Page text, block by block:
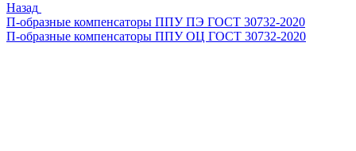
Назад
П-образные компенсаторы ППУ ПЭ ГОСТ 30732-2020
П-образные компенсаторы ППУ ОЦ ГОСТ 30732-2020